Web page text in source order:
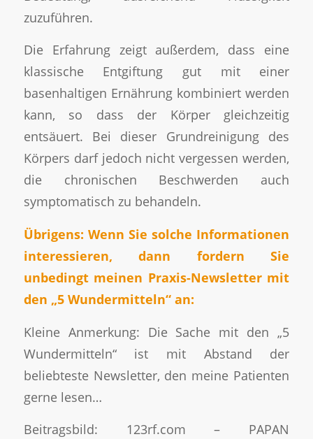
zuzuführen.
Die Erfahrung zeigt außerdem, dass eine
klassische Entgiftung gut mit einer
basenhaltigen Ernährung kombiniert werden
kann, so dass der Körper gleichzeitig
entsäuert. Bei dieser Grundreinigung des
Körpers darf jedoch nicht vergessen werden,
die chronischen Beschwerden auch
symptomatisch zu behandeln.
Übrigens: Wenn Sie solche Informationen
interessieren, dann fordern Sie
unbedingt meinen Praxis-Newsletter mit
den „5 Wundermitteln“ an:
Kleine Anmerkung: Die Sache mit den „5
Wundermitteln“ ist mit Abstand der
beliebteste Newsletter, den meine Patienten
gerne lesen…
Beitragsbild: 123rf.com – PAPAN